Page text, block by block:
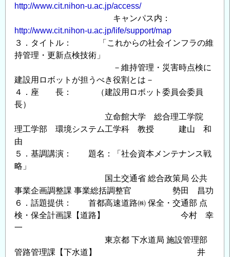
http://www.cit.nihon-u.ac.jp/access/
キャンパス内：
http://www.cit.nihon-u.ac.jp/life/support/map
３．タイトル： 「これからの社会インフラの維
持管理・更新点検技術」
－維持管理・災害時点検に
建設用ロボットが担うべき役割とは－
４．座 長： （建設用ロボット委員会委員
長）
立命館大学 総合理工学院
理工学部 環境システム工学科 教授 建山 和
由
５．基調講演： 題名：「社会資本メンテナンス戦
略」
国土交通省 総合政策局 公共
事業企画調整課 事業総括調整官 勢田 昌功
６．話題提供： 首都高速道路㈱ 保全・交通部 点
検・保全計画課【道路】 今村 幸
一
東京都 下水道局 施設管理部
管路管理課【下水道】 井